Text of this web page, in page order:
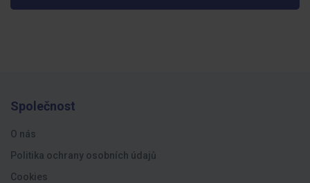
Společnost
O nás
Politika ochrany osobních údajů
Cookies